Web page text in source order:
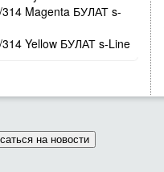
314 Magenta БУЛАТ s-
Yellow БУЛАТ s-Line
на новости